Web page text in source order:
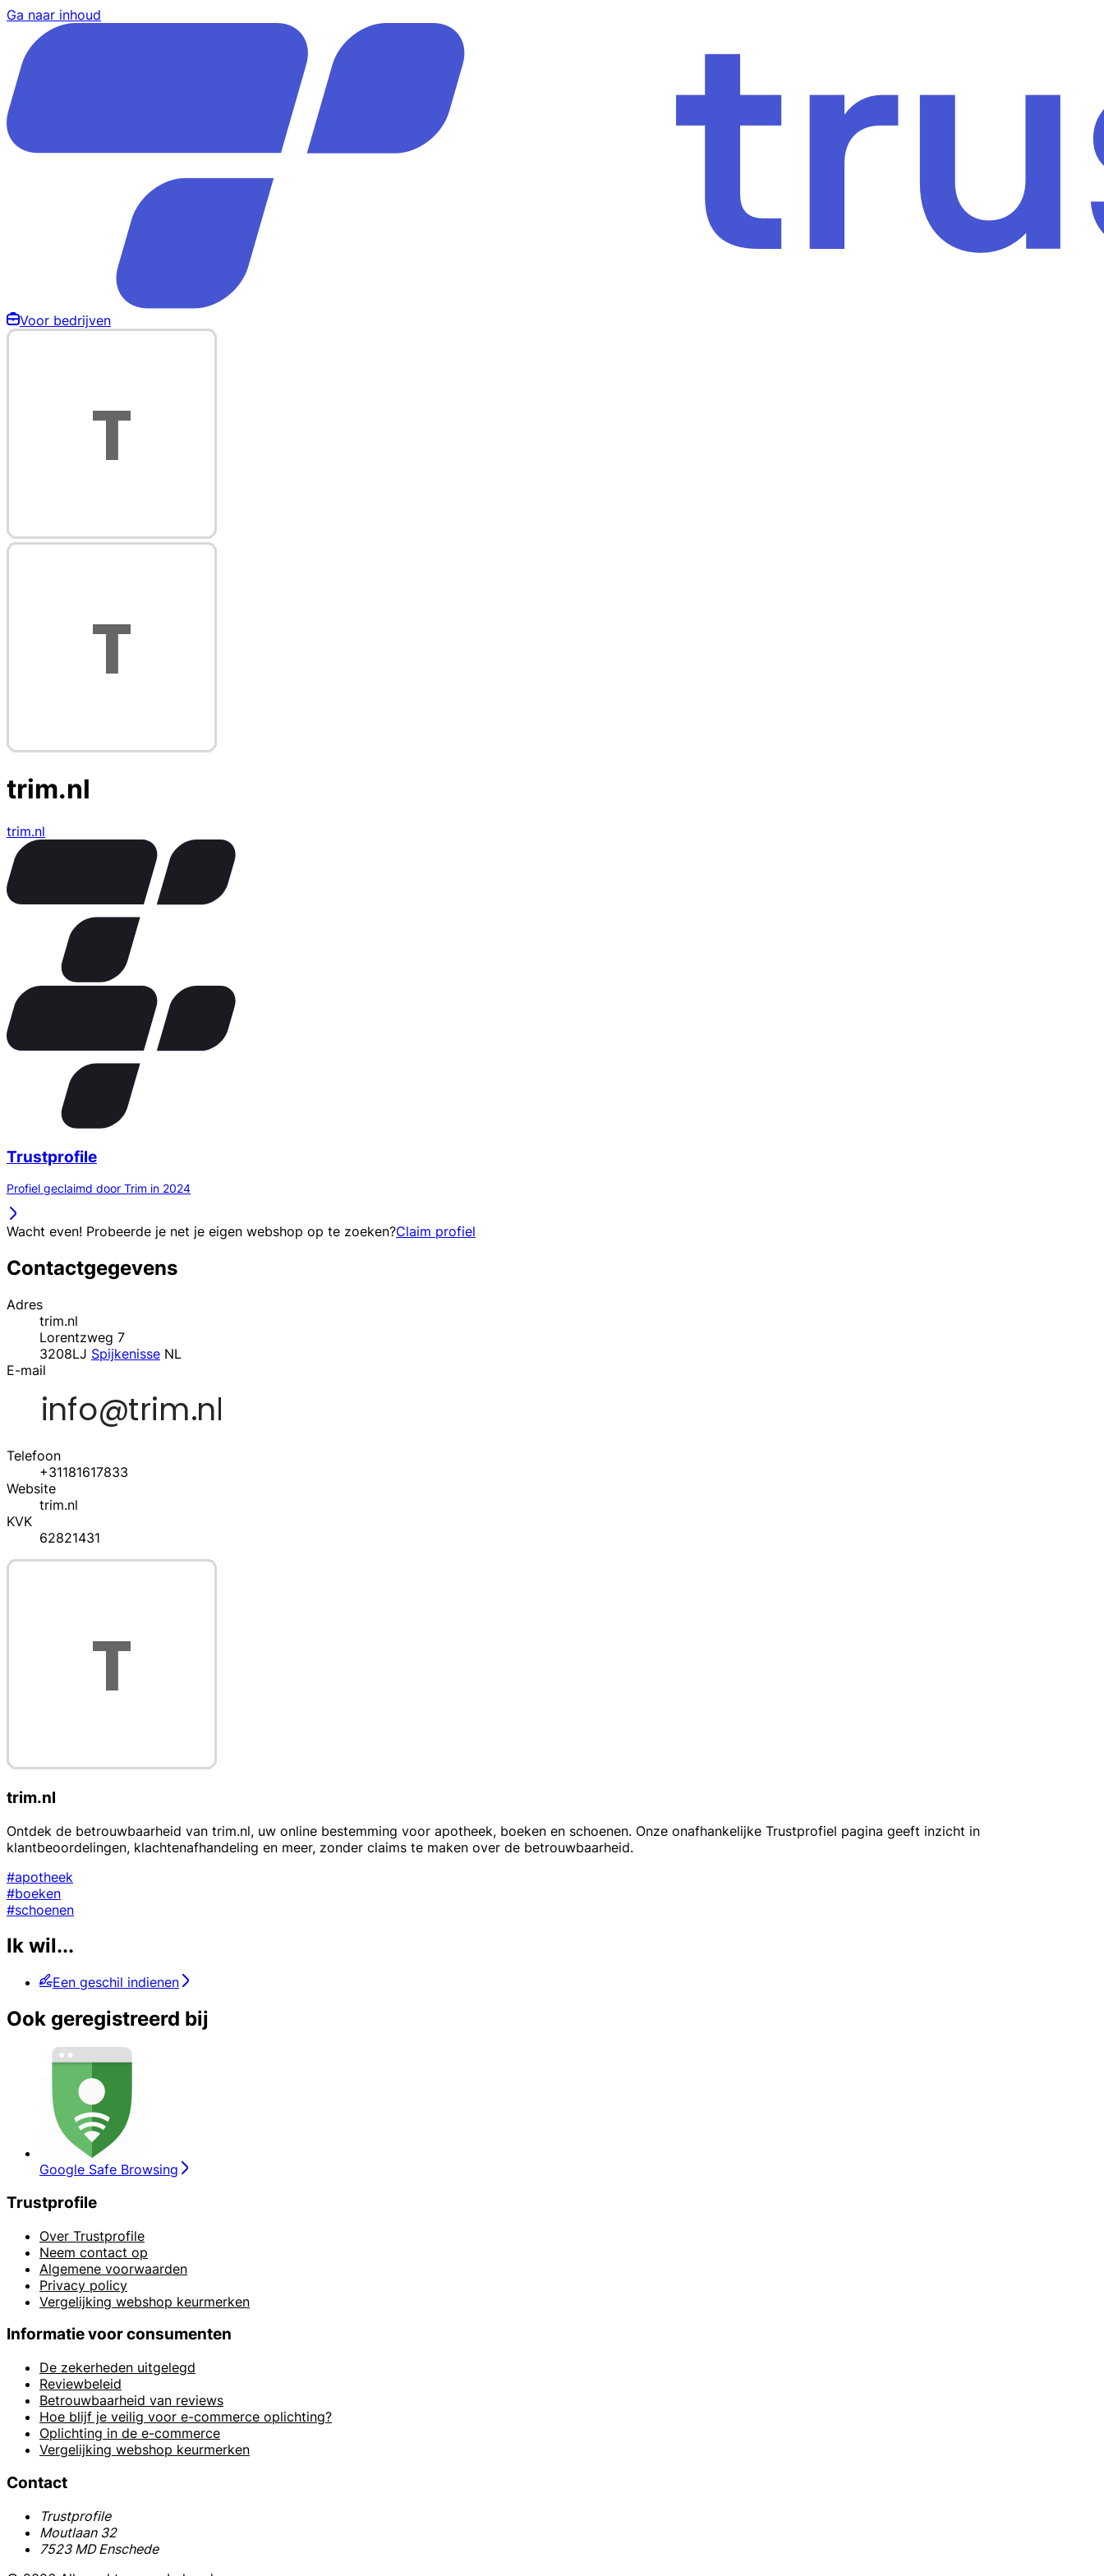
Ga naar inhoud
Voor bedrijven
trim.nl
trim.nl
Trustprofile
Profiel geclaimd door Trim in 2024
Wacht even! Probeerde je net je eigen webshop op te zoeken?Claim profiel
Contactgegevens
Adres
trim.nl
Lorentzweg 7
3208LJ Spijkenisse NL
E-mail
Telefoon
+31181617833
Website
trim.nl
KVK
62821431
trim.nl
Ontdek de betrouwbaarheid van trim.nl, uw online bestemming voor apotheek, boeken en schoenen. Onze onafhankelijke Trustprofiel pagina geeft inzicht in
klantbeoordelingen, klachtenafhandeling en meer, zonder claims te maken over de betrouwbaarheid.
#apotheek
#boeken
#schoenen
Ik wil...
Een geschil indienen
Ook geregistreerd bij
Google Safe Browsing
Trustprofile
Over Trustprofile
Neem contact op
Algemene voorwaarden
Privacy policy
Vergelijking webshop keurmerken
Informatie voor consumenten
De zekerheden uitgelegd
Reviewbeleid
Betrouwbaarheid van reviews
Hoe blijf je veilig voor e-commerce oplichting?
Oplichting in de e-commerce
Vergelijking webshop keurmerken
Contact
Trustprofile
Moutlaan 32
7523 MD Enschede